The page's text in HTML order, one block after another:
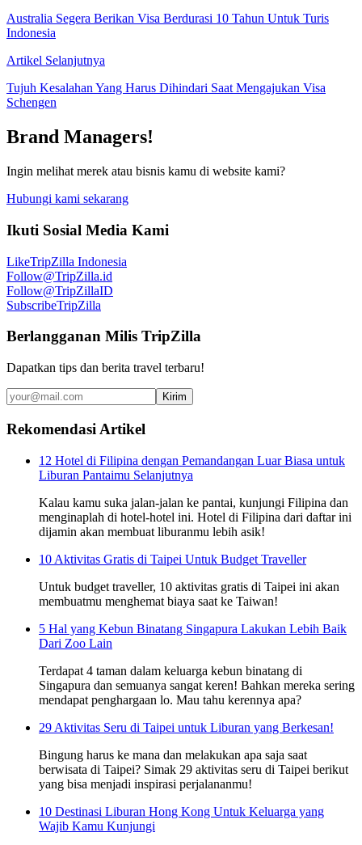
Australia Segera Berikan Visa Berdurasi 10 Tahun Untuk Turis
Indonesia
Artikel Selanjutnya
Tujuh Kesalahan Yang Harus Dihindari Saat Mengajukan Visa
Schengen
Brand Managers!
Ingin melihat merek atau bisnis kamu di website kami?
Hubungi kami sekarang
Ikuti Sosial Media Kami
LikeTripZilla Indonesia
Follow@TripZilla.id
Follow@TripZillaID
SubscribeTripZilla
Berlangganan Milis TripZilla
Dapatkan tips dan berita travel terbaru!
Kirim
Rekomendasi Artikel
12 Hotel di Filipina dengan Pemandangan Luar Biasa untuk
Liburan Pantaimu Selanjutnya
Kalau kamu suka jalan-jalan ke pantai, kunjungi Filipina dan
menginaplah di hotel-hotel ini. Hotel di Filipina dari daftar ini
dijamin akan membuat liburanmu lebih asik!
10 Aktivitas Gratis di Taipei Untuk Budget Traveller
Untuk budget traveller, 10 aktivitas gratis di Taipei ini akan
membuatmu menghemat biaya saat ke Taiwan!
5 Hal yang Kebun Binatang Singapura Lakukan Lebih Baik
Dari Zoo Lain
Terdapat 4 taman dalam keluarga kebun binatang di
Singapura dan semuanya sangat keren! Bahkan mereka sering
mendapat penghargaan lo. Mau tahu kerennya apa?
29 Aktivitas Seru di Taipei untuk Liburan yang Berkesan!
Bingung harus ke mana dan melakukan apa saja saat
berwisata di Taipei? Simak 29 aktivitas seru di Taipei berikut
yang bisa menjadi inspirasi perjalananmu!
10 Destinasi Liburan Hong Kong Untuk Keluarga yang
Wajib Kamu Kunjungi